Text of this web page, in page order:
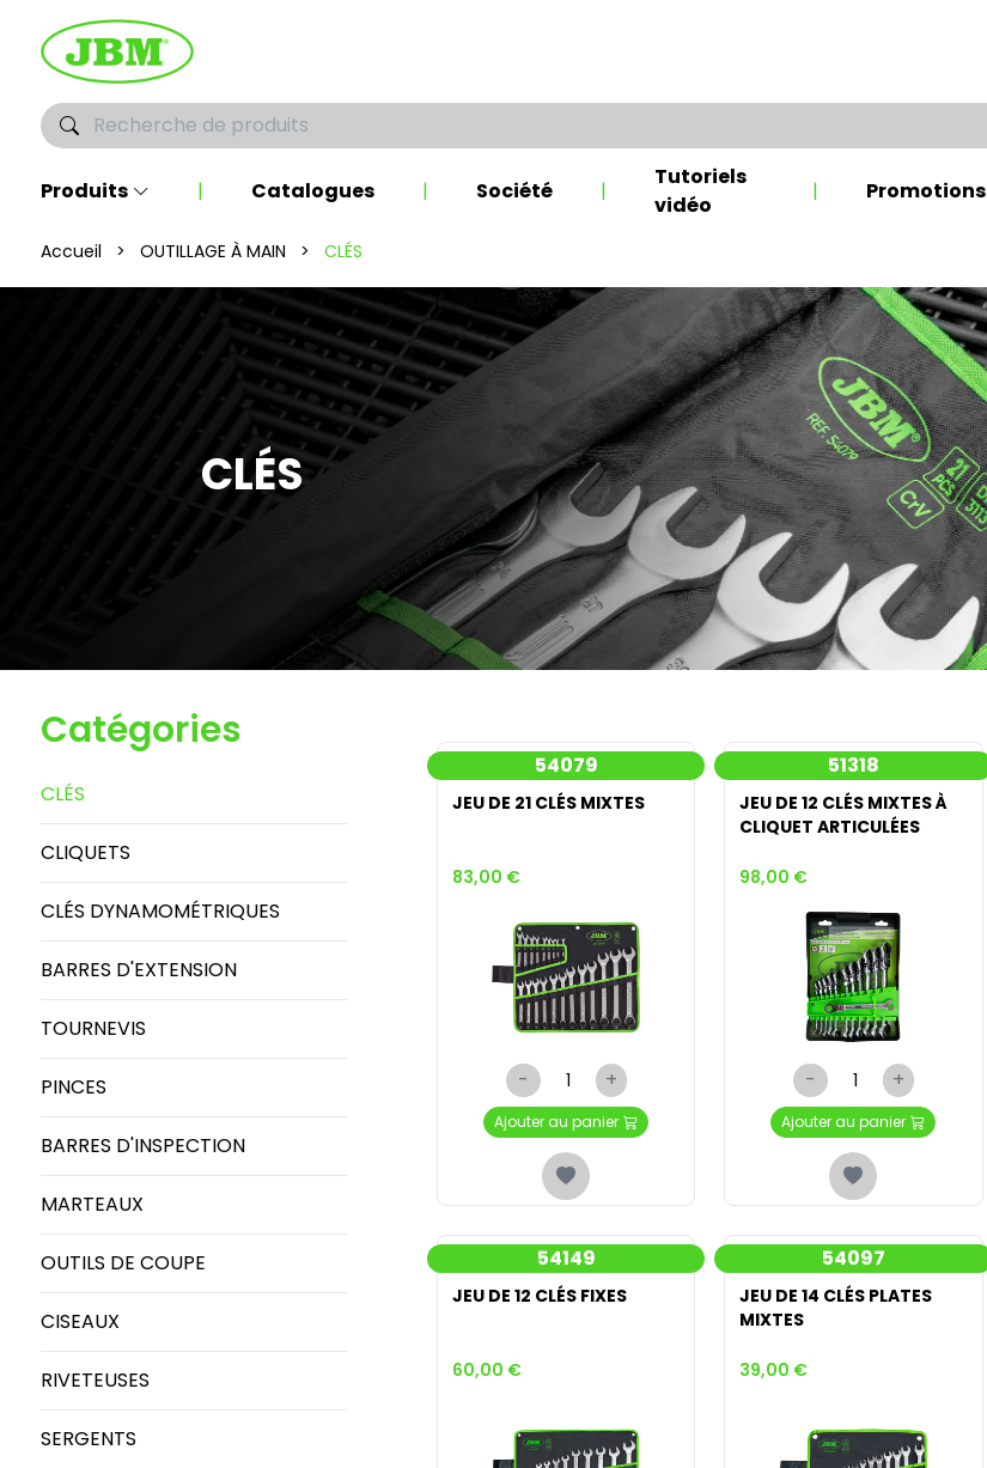
Produits | Catalogues | Société |
Tutoriels
vidéo
| Promotions
Accueil > OUTILLAGE À MAIN > CLÉS
CLÉS
Catégories
CLÉS
CLIQUETS
CLÉS DYNAMOMÉTRIQUES
BARRES D'EXTENSION
TOURNEVIS
PINCES
BARRES D'INSPECTION
MARTEAUX
OUTILS DE COUPE
CISEAUX
RIVETEUSES
SERGENTS
54079
JEU DE 21 CLÉS MIXTES
83,00 €
- +
Ajouter au panier
51318
JEU DE 12 CLÉS MIXTES À
CLIQUET ARTICULÉES
98,00 €
- +
Ajouter au panier
54149
JEU DE 12 CLÉS FIXES
60,00 €
54097
JEU DE 14 CLÉS PLATES
MIXTES
39,00 €